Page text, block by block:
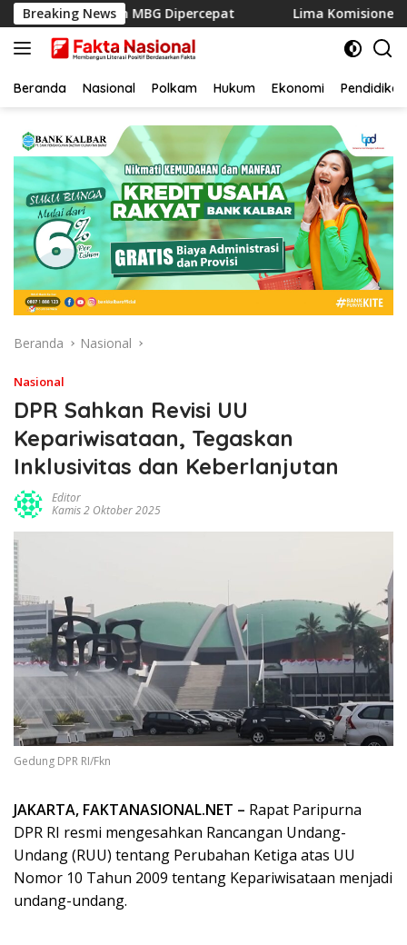
Langsung
ke
konten
Breaking News
MBG Dipercepat Lima Komisioner KPU Kotim
Beranda Nasional Polkam Hukum Ekonomi Pendidikan
Beranda Nasional
Nasional
DPR Sahkan Revisi UU
Kepariwisataan, Tegaskan
Inklusivitas dan Keberlanjutan
Editor
Kamis 2 Oktober 2025
Gedung DPR RI/Fkn
JAKARTA, FAKTANASIONAL.NET – Rapat Paripurna
DPR RI resmi mengesahkan Rancangan Undang-
Undang (RUU) tentang Perubahan Ketiga atas UU
Nomor 10 Tahun 2009 tentang Kepariwisataan menjadi
undang-undang.